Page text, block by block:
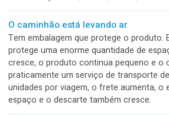
O hambúrguer chegou inteiro. A
Tem embalagem que sai da cozinha
sessão de fotos. Está limpa, reta,
bancada e com cara de marca
no delivery, a prova não acontece
na mochila, na curva, na lombada e